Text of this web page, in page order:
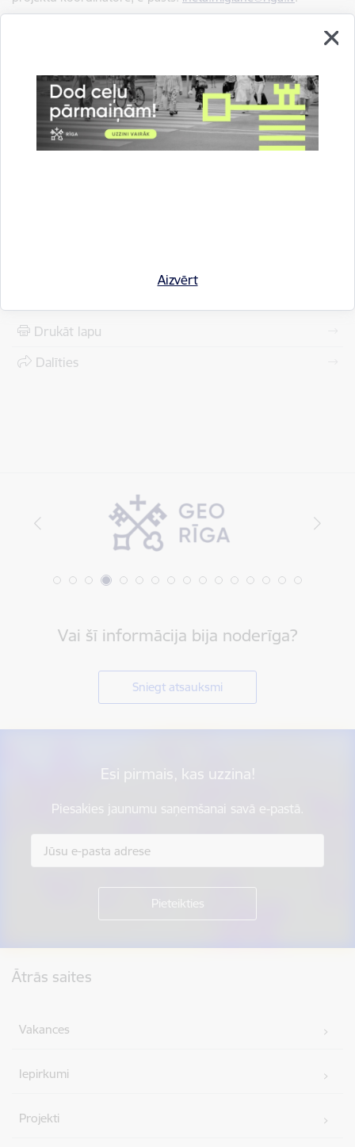
Aizvērt
Autors:
Rīgas pašvaldības Komunikācijas pārvaldes Ārējās
komunikācijas nodaļa
Drukāt lapu
Dalīties
Vai šī informācija bija noderīga?
Sniegt atsauksmi
Esi pirmais, kas uzzina!
Piesakies jaunumu saņemšanai savā e-pastā.
Ātrās saites
Vakances
Iepirkumi
Projekti